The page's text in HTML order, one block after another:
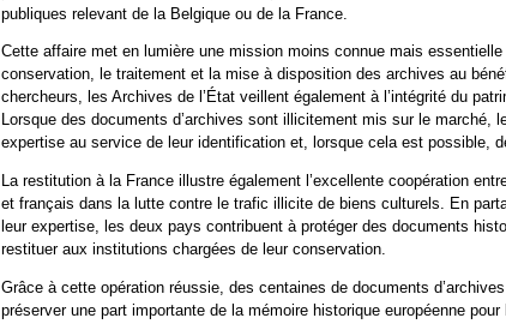
publiques relevant de la Belgique ou de la France.
Cette affaire met en lumière une mission moins connue mais
conservation, le traitement et la mise à disposition des archives au
chercheurs, les Archives de l’État veillent également à l’intégrité du
Lorsque des documents d’archives sont illicitement mis sur le marché,
expertise au service de leur identification et, lorsque cela est possible,
La restitution à la France illustre également l’excellente coopération
et français dans la lutte contre le trafic illicite de biens culturels. En
leur expertise, les deux pays contribuent à protéger des documents
restituer aux institutions chargées de leur conservation.
Grâce à cette opération réussie, des centaines de documents
préserver une part importante de la mémoire historique européenne pour